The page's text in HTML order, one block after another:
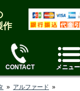
作
CONTACT メニュー
» アルファード »